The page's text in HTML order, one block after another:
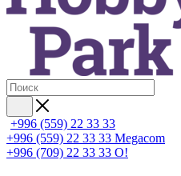
+996 (559) 22 33 33
+996 (559) 22 33 33 Megacom
+996 (709) 22 33 33 O!